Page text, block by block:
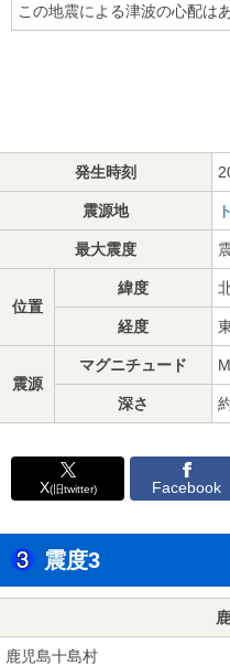
この地震による津波の心配は
発生時刻
震源地
最大震度
位置
緯度
経度
震源
マグニチュード
深さ
X(旧twitter) Facebook
震度3
鹿児島十島村